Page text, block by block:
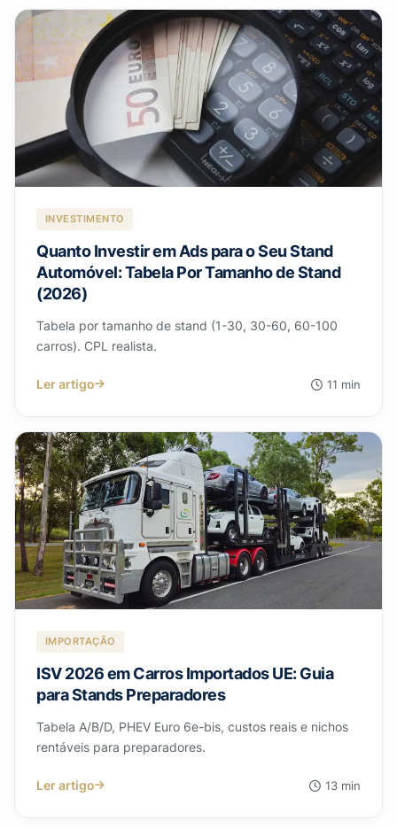
INVESTIMENTO
Quanto Investir em Ads para o Seu Stand
Automóvel: Tabela Por Tamanho de Stand
(2026)
Tabela por tamanho de stand (1-30, 30-60, 60-100
carros). CPL realista.
Ler artigo 11 min
IMPORTAÇÃO
ISV 2026 em Carros Importados UE: Guia
para Stands Preparadores
Tabela A/B/D, PHEV Euro 6e-bis, custos reais e nichos
rentáveis para preparadores.
Ler artigo 13 min